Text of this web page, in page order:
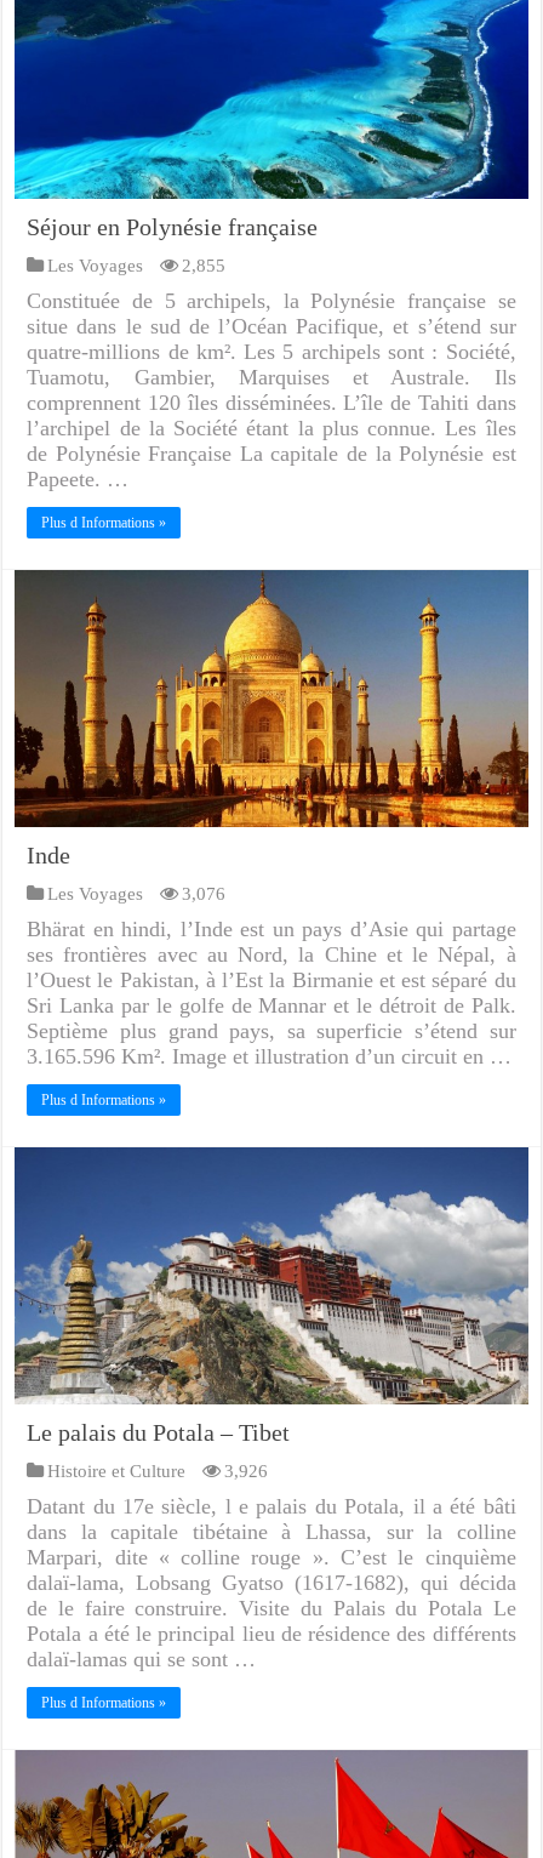
Séjour en Polynésie française
Les Voyages 2,855
Constituée de 5 archipels, la Polynésie française se
situe dans le sud de l’Océan Pacifique, et s’étend sur
quatre-millions de km². Les 5 archipels sont : Société,
Tuamotu, Gambier, Marquises et Australe. Ils
comprennent 120 îles disséminées. L’île de Tahiti dans
l’archipel de la Société étant la plus connue. Les îles
de Polynésie Française La capitale de la Polynésie est
Papeete. …
Plus d Informations »
Inde
Les Voyages 3,076
Bhärat en hindi, l’Inde est un pays d’Asie qui partage
ses frontières avec au Nord, la Chine et le Népal, à
l’Ouest le Pakistan, à l’Est la Birmanie et est séparé du
Sri Lanka par le golfe de Mannar et le détroit de Palk.
Septième plus grand pays, sa superficie s’étend sur
3.165.596 Km². Image et illustration d’un circuit en …
Plus d Informations »
Le palais du Potala – Tibet
Histoire et Culture 3,926
Datant du 17e siècle, l e palais du Potala, il a été bâti
dans la capitale tibétaine à Lhassa, sur la colline
Marpari, dite « colline rouge ». C’est le cinquième
dalaï-lama, Lobsang Gyatso (1617-1682), qui décida
de le faire construire. Visite du Palais du Potala Le
Potala a été le principal lieu de résidence des différents
dalaï-lamas qui se sont …
Plus d Informations »